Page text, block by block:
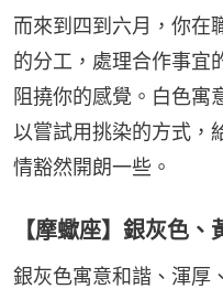
而來到四到六月，你在
的分工，處理合作事宜
阻撓你的感覺。白色寓
以嘗試用挑染的方式，
情豁然開朗一些。
【摩蠍座】銀灰色、
銀灰色寓意和諧、渾厚